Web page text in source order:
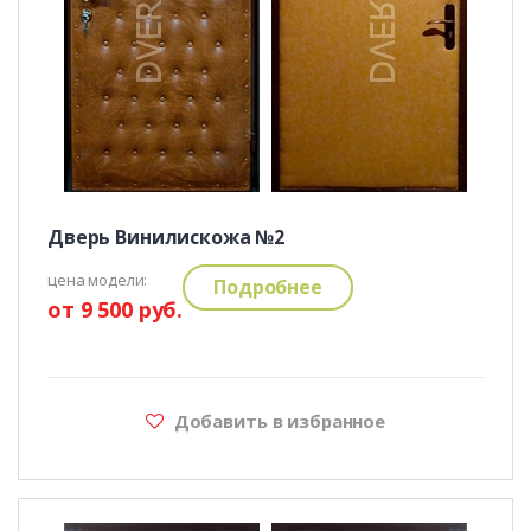
Дверь Винилискожа №2
цена модели:
от 9 500 руб.
Подробнее
Добавить в избранное